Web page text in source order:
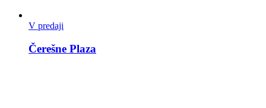
V predaji
Čerešne Plaza